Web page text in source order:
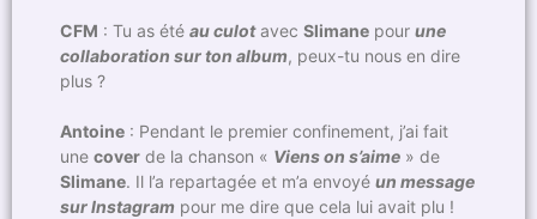
CFM : Tu as été au culotavec Slimane pour une
collaboration sur ton album, peux-tu nous en dire
plus ?
Antoine : Pendant le premier confinement, j’ai fait
une cover de la chanson « Viens on s’aime » de
Slimane. Il l’a repartagée et m’a envoyé un message
sur Instagram pour me dire que cela lui avait plu !